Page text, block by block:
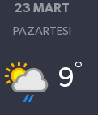
23 MART
PAZARTESI
9°